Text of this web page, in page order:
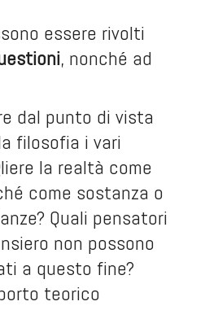
essere rivolti
, nonché ad
dal punto di vista
filosofia i vari
la realtà come
come sostanza o
Quali pensatori
non possono
a questo fine?
teorico